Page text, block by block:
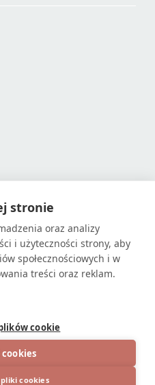
stronie
oraz analizy
i użyteczności strony, aby
społecznościowych i w
treści oraz reklam.
cookie
cookies
artykuły!
na stronie